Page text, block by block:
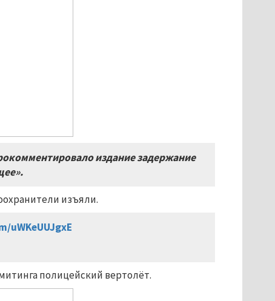
издание задержание
изъяли.
полицейский вертолёт.